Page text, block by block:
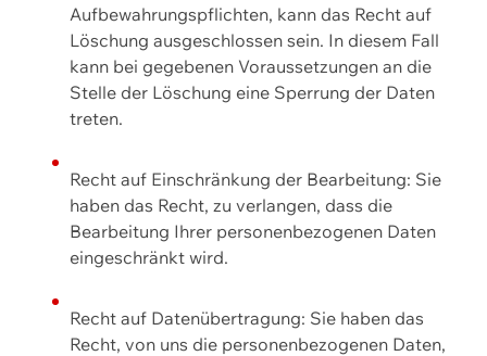
Aufbewahrungspflichten, kann das Recht auf
Löschung ausgeschlossen sein. In diesem Fall
kann bei gegebenen Voraussetzungen an die
Stelle der Löschung eine Sperrung der Daten
treten.
Recht auf Einschränkung der Bearbeitung: Sie
haben das Recht, zu verlangen, dass die
Bearbeitung Ihrer personenbezogenen Daten
eingeschränkt wird.
Recht auf Datenübertragung: Sie haben das
Recht, von uns die personenbezogenen Daten,